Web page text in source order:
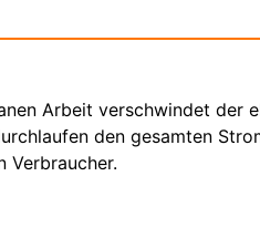
Arbeit verschwindet der
den gesamten
Verbraucher.